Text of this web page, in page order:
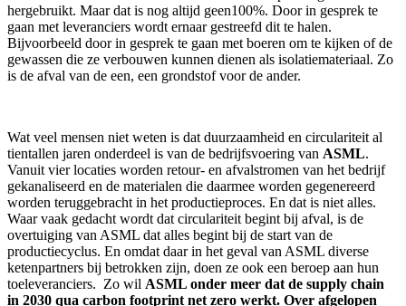
hergebruikt. Maar dat is nog altijd geen100%. Door in gesprek te
gaan met leveranciers wordt ernaar gestreefd dit te halen.
Bijvoorbeeld door in gesprek te gaan met boeren om te kijken of de
gewassen die ze verbouwen kunnen dienen als isolatiemateriaal. Zo
is de afval van de een, een grondstof voor de ander.
Wat veel mensen niet weten is dat duurzaamheid en circulariteit al
tientallen jaren onderdeel is van de bedrijfsvoering van ASML.
Vanuit vier locaties worden retour- en afvalstromen van het bedrijf
gekanaliseerd en de materialen die daarmee worden gegenereerd
worden teruggebracht in het productieproces. En dat is niet alles.
Waar vaak gedacht wordt dat circulariteit begint bij afval, is de
overtuiging van ASML dat alles begint bij de start van de
productiecyclus. En omdat daar in het geval van ASML diverse
ketenpartners bij betrokken zijn, doen ze ook een beroep aan hun
toeleveranciers. Zo wil ASML onder meer dat de supply chain
in 2030 qua carbon footprint net zero werkt. Over afgelopen